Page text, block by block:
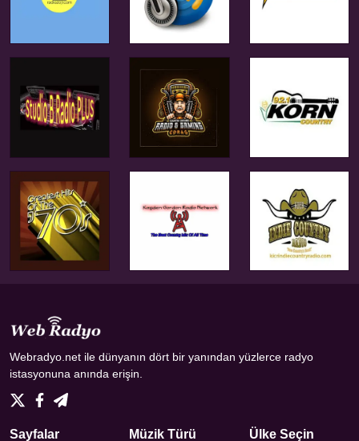
Webradyo.net ile dünyanın dört bir yanından yüzlerce radyo
istasyonuna anında erişin.
Sayfalar Müzik Türü Ülke Seçin